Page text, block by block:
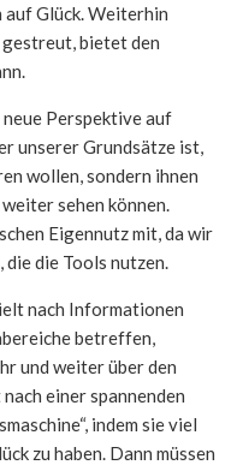
Glück. Weiterhin
bietet den
Perspektive auf
unserer Grundsätze ist,
wollen, sondern ihnen
sehen können.
Eigennutz mit, da wir
die Tools nutzen.
nach Informationen
betreffen,
und weiter über den
einer spannenden
indem sie viel
zu haben. Dann müssen